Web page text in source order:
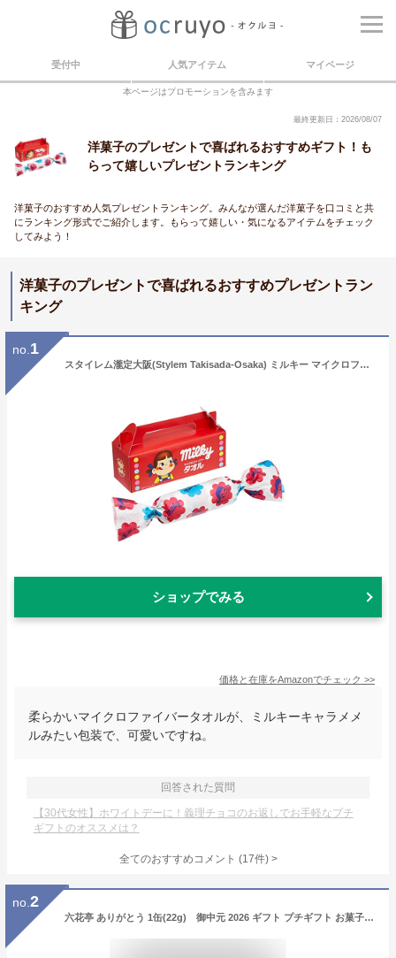
受付中 人気アイテム マイページ
本ページはプロモーションを含みます
最終更新日：2026/08/07
洋菓子のプレゼントで喜ばれるおすすめギフト！も
らって嬉しいプレゼントランキング
洋菓子のおすすめ人気プレゼントランキング。みんなが選んだ洋菓子を口コミと共
にランキング形式でご紹介します。もらって嬉しい・気になるアイテムをチェック
してみよう！
洋菓子のプレゼントで喜ばれるおすすめプレゼントラン
キング
no. 1
スタイレム瀧定大阪(Stylem Takisada-Osaka) ミルキー マイクロファイバーやわらかタオル ウォッシュタオル PK1051
ショップでみる
価格と在庫をAmazonでチェック >>
柔らかいマイクロファイバータオルが、ミルキーキャラメメ
ルみたい包装で、可愛いですね。
回答された質問
【30代女性】ホワイトデーに！義理チョコのお返しでお手軽なプチ
ギフトのオススメは？
全てのおすすめコメント (17件) >
no. 2
六花亭 ありがとう 1缶(22g) 御中元 2026 ギフト プチギフト お菓子 女性 大人 500円 かわいい 感謝の気持ち 退職 卒業 卒園 送別会 挨拶 転勤 お礼 お返し 帯広 誕生日 お祝い 大量 イベント 有名 ばらまき